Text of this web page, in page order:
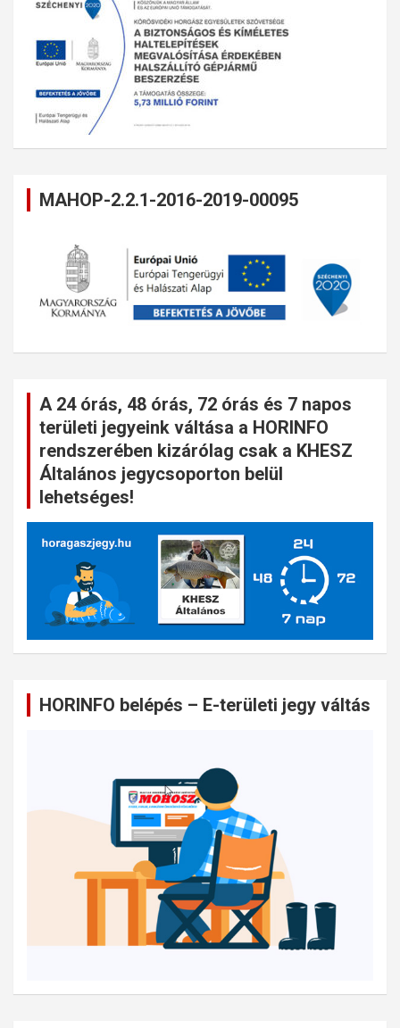
MAHOP-2.2.1-2016-2019-00095
A 24 órás, 48 órás, 72 órás és 7 napos
területi jegyeink váltása a HORINFO
rendszerében kizárólag csak a KHESZ
Általános jegycsoporton belül
lehetséges!
HORINFO belépés – E-területi jegy váltás